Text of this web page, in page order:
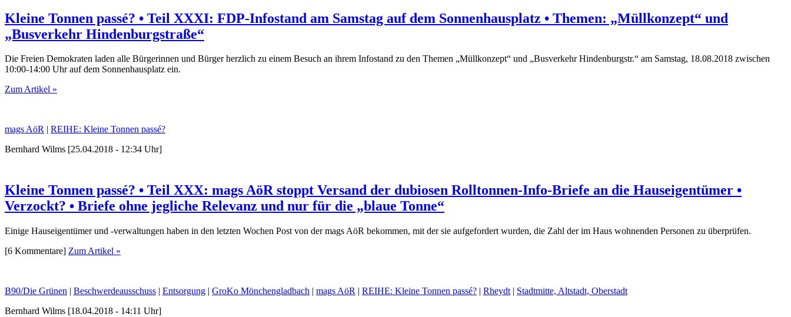
Kleine Tonnen passé? • Teil XXXI: FDP-Infostand am Samstag auf dem Sonnenhausplatz • Themen: „Müllkonzept“ und
„Busverkehr Hindenburgstraße“
Die Freien Demokraten laden alle Bürgerinnen und Bürger herzlich zu einem Besuch an ihrem Infostand zu den Themen „Müllkonzept“ und „Busverkehr Hindenburgstr.“ am Samstag, 18.08.2018 zwischen
10:00-14:00 Uhr auf dem Sonnenhausplatz ein.
Zum Artikel »
mags AöR | REIHE: Kleine Tonnen passé?
Bernhard Wilms [25.04.2018 - 12:34 Uhr]
Kleine Tonnen passé? • Teil XXX: mags AöR stoppt Versand der dubiosen Rolltonnen-Info-Briefe an die Hauseigentümer •
Verzockt? • Briefe ohne jegliche Relevanz und nur für die „blaue Tonne“
Einige Hauseigentümer und -verwaltungen haben in den letzten Wochen Post von der mags AöR bekommen, mit der sie aufgefordert wurden, die Zahl der im Haus wohnenden Personen zu überprüfen.
[6 Kommentare] Zum Artikel »
B90/Die Grünen | Beschwerdeausschuss | Entsorgung | GroKo Mönchengladbach | mags AöR | REIHE: Kleine Tonnen passé? | Rheydt | Stadtmitte, Altstadt, Oberstadt
Bernhard Wilms [18.04.2018 - 14:11 Uhr]